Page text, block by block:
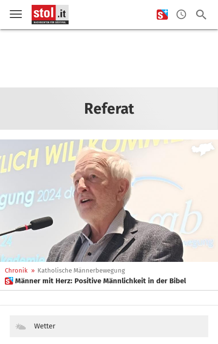
Referat
Chronik » Katholische Männerbewegung
 Männer mit Herz: Positive Männlichkeit in der Bibel
Wetter